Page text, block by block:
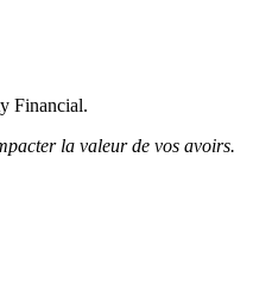
Financial.
la valeur de vos avoirs.